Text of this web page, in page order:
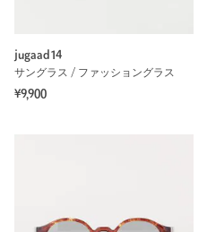
jugaad14
サングラス / ファッショングラス
¥9,900